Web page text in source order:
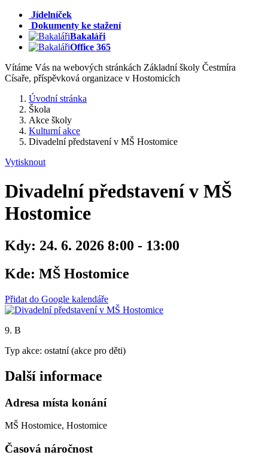
Jídelníček
Dokumenty ke stažení
Bakaláři
Office 365
Vítáme Vás na webových stránkách Základní školy Čestmíra
Císaře, příspěvková organizace v Hostomicích
Úvodní stránka
Škola
Akce školy
Kulturní akce
Divadelní představení v MŠ Hostomice
Vytisknout
Divadelní představení v MŠ
Hostomice
Kdy: 24. 6. 2026 8:00 - 13:00
Kde: MŠ Hostomice
Přidat do Google kalendáře
9. B
Typ akce: ostatní (akce pro děti)
Další informace
Adresa místa konání
MŠ Hostomice, Hostomice
Časová náročnost